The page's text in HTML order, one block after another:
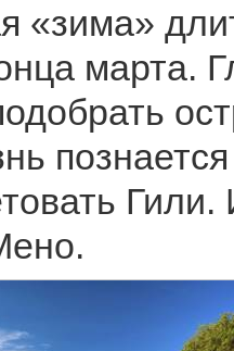
«зима»
марта.
Гили.